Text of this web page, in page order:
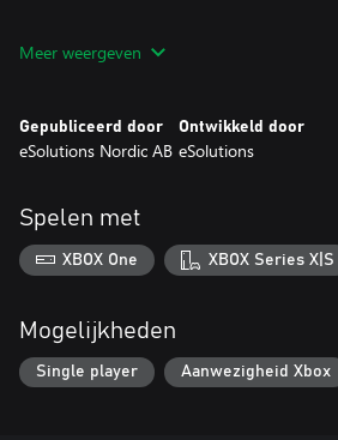
Meer weergeven
Gepubliceerd door
eSolutions Nordic AB
Ontwikkeld door
eSolutions
Spelen met
XBOX One XBOX Series X|S
Mogelijkheden
Single player Aanwezigheid Xbox